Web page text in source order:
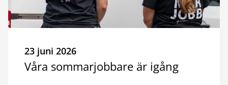
23 juni 2026
Våra sommarjobbare är igång